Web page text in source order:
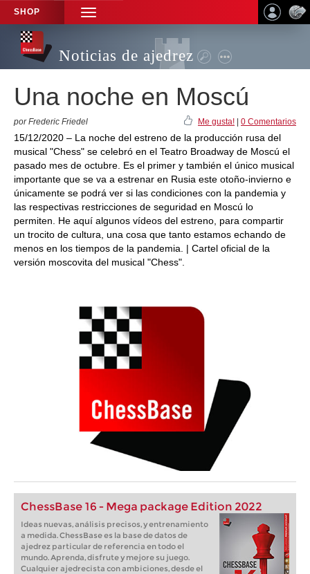
SHOP
TOGGLE
NAVIGATION
Noticias de ajedrez
Una noche en Moscú
por Frederic Friedel Me gusta! 0 Comentarios
15/12/2020 – La noche del estreno de la producción rusa del
musical "Chess" se celebró en el Teatro Broadway de Moscú el
pasado mes de octubre. Es el primer y también el único musical
importante que se va a estrenar en Rusia este otoño-invierno e
únicamente se podrá ver si las condiciones con la pandemia y
las respectivas restricciones de seguridad en Moscú lo
permiten. He aquí algunos vídeos del estreno, para compartir
un trocito de cultura, una cosa que tanto estamos echando de
menos en los tiempos de la pandemia. | Cartel oficial de la
versión moscovita del musical "Chess".
ChessBase 16 - Mega package Edition 2022
Ideas nuevas, análisis precisos, y entrenamiento
a medida. ChessBase es la base de datos de
ajedrez particular de referencia en todo el
mundo. Aprenda, disfrute y mejore su juego.
Cualquier ajedrecista con ambiciones, desde el